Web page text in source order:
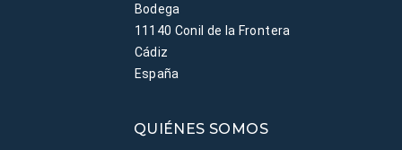
Bodega
11140 Conil de la Frontera
Cádiz
España
QUIÉNES SOMOS